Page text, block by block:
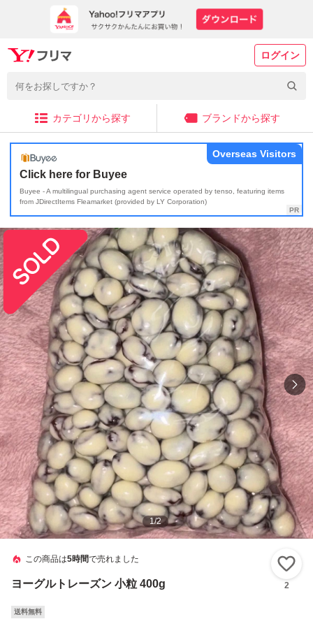
ログイン
カテゴリから探す ブランドから探す
Click here for Buyee
Buyee - A multilingual purchasing agent service operated by tenso, featuring items
from JDirectItems Fleamarket (provided by LY Corporation)
Overseas Visitors
1/2
この商品は5時間で売れました
ヨーグルトレーズン 小粒 400g 2
送料無料